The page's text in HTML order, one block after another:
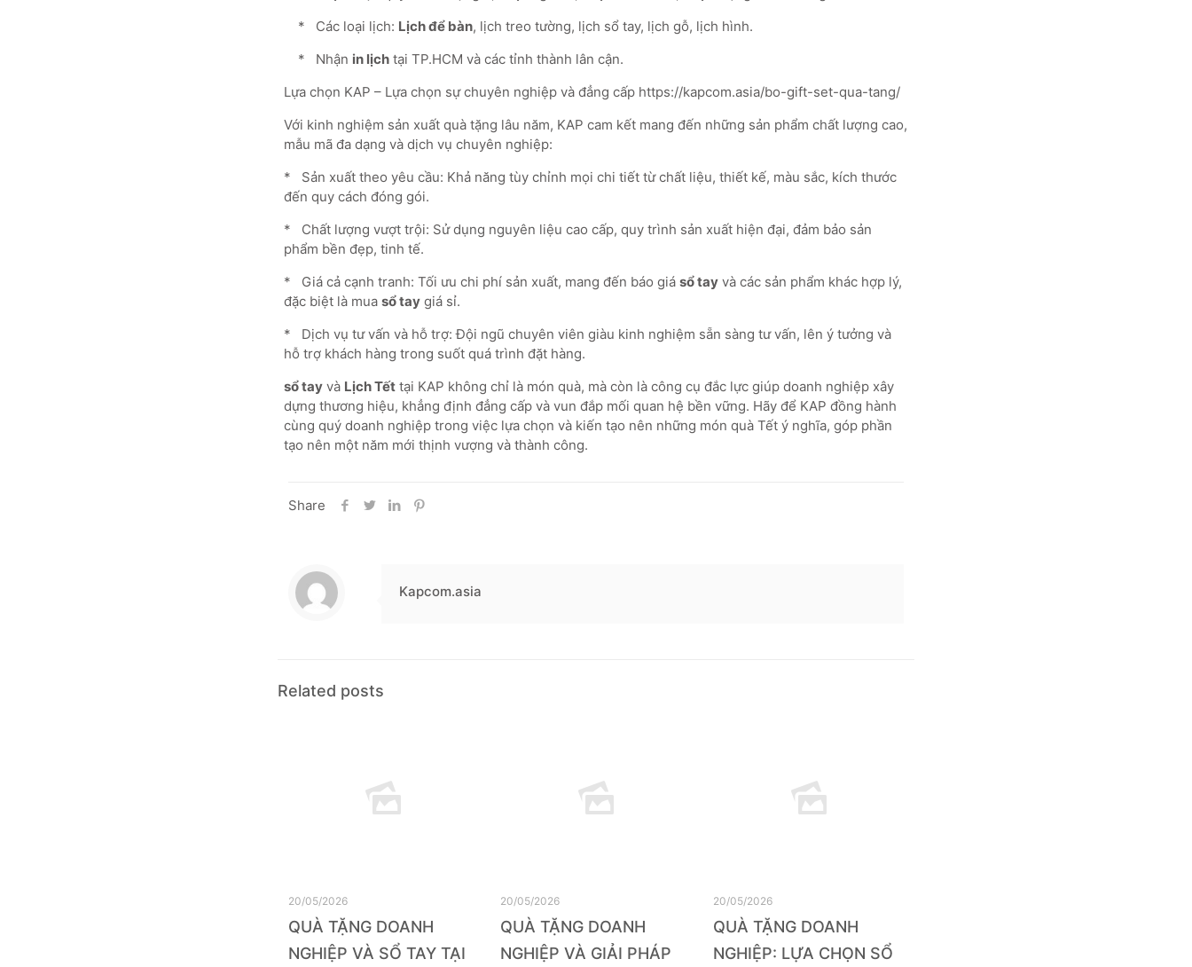
* Các loại lịch: Lịch để bàn, lịch treo tường, lịch sổ tay, lịch gỗ, lịch hình.
* Nhận in lịchtại TP.HCM và các tỉnh thành lân cận.
Lựa chọn KAP – Lựa chọn sự chuyên nghiệp và đẳng cấp https://kapcom.asia/bo-gift-set-qua-tang/
Với kinh nghiệm sản xuất quà tặng lâu năm, KAP cam kết mang đến những sản phẩm chất lượng cao,
mẫu mã đa dạng và dịch vụ chuyên nghiệp:
* Sản xuất theo yêu cầu: Khả năng tùy chỉnh mọi chi tiết từ chất liệu, thiết kế, màu sắc, kích thước
đến quy cách đóng gói.
* Chất lượng vượt trội: Sử dụng nguyên liệu cao cấp, quy trình sản xuất hiện đại, đảm bảo sản
phẩm bền đẹp, tinh tế.
* Giá cả cạnh tranh: Tối ưu chi phí sản xuất, mang đến báo giá sổ tayvà các sản phẩm khác hợp lý,
đặc biệt là mua sổ taygiá sỉ.
* Dịch vụ tư vấn và hỗ trợ: Đội ngũ chuyên viên giàu kinh nghiệm sẵn sàng tư vấn, lên ý tưởng và
hỗ trợ khách hàng trong suốt quá trình đặt hàng.
sổ tayvà Lịch Tếttại KAP không chỉ là món quà, mà còn là công cụ đắc lực giúp doanh nghiệp xây
dựng thương hiệu, khẳng định đẳng cấp và vun đắp mối quan hệ bền vững. Hãy để KAP đồng hành
cùng quý doanh nghiệp trong việc lựa chọn và kiến tạo nên những món quà Tết ý nghĩa, góp phần
tạo nên một năm mới thịnh vượng và thành công.
Share
Kapcom.asia
Related posts
20/05/2026
QUÀ TẶNG DOANH
NGHIỆP VÀ SỔ TAY TẠI
20/05/2026
QUÀ TẶNG DOANH
NGHIỆP VÀ GIẢI PHÁP
20/05/2026
QUÀ TẶNG DOANH
NGHIỆP: LỰA CHỌN SỔ